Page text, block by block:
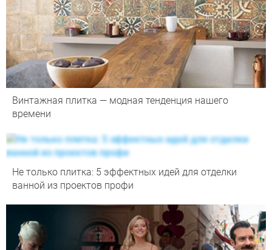
Винтажная плитка — модная тенденция нашего
времени
Не только плитка: 5 эффектных идей для отделки
ванной из проектов профи